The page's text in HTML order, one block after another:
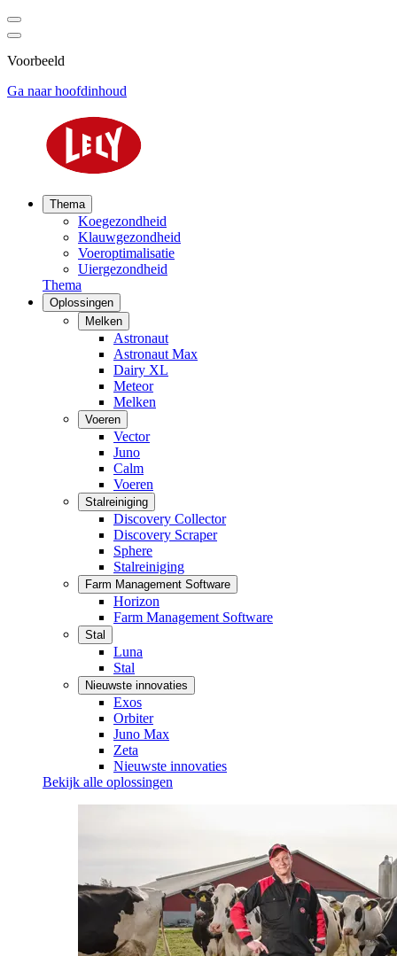
Voorbeeld
Ga naar hoofdinhoud
Thema
Koegezondheid
Klauwgezondheid
Voeroptimalisatie
Uiergezondheid
Thema
Oplossingen
Melken
Astronaut
Astronaut Max
Dairy XL
Meteor
Melken
Voeren
Vector
Juno
Calm
Voeren
Stalreiniging
Discovery Collector
Discovery Scraper
Sphere
Stalreiniging
Farm Management Software
Horizon
Farm Management Software
Stal
Luna
Stal
Nieuwste innovaties
Exos
Orbiter
Juno Max
Zeta
Nieuwste innovaties
Bekijk alle oplossingen